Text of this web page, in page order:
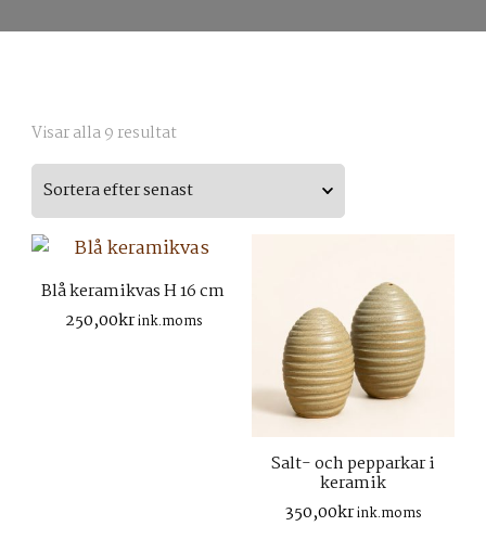
Visar alla 9 resultatSortera
efter
senaste
Blå keramikvas H 16 cm
250,00krink.moms
Salt- och pepparkar i
keramik
350,00krink.moms